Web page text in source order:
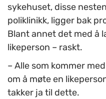
sykehuset, disse
poliklinikk, ligger bak
Blant annet det med å
likeperson – raskt.
– Alle som kommer
om å møte en
takker ja til dette.